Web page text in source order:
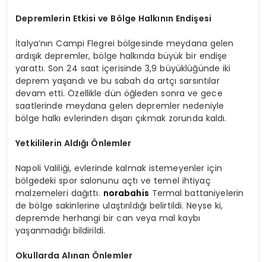
Depremlerin Etkisi ve Bölge Halkının Endişesi
İtalya’nın Campi Flegrei bölgesinde meydana gelen
ardışık depremler, bölge halkında büyük bir endişe
yarattı. Son 24 saat içerisinde 3,9 büyüklüğünde iki
deprem yaşandı ve bu sabah da artçı sarsıntılar
devam etti. Özellikle dün öğleden sonra ve gece
saatlerinde meydana gelen depremler nedeniyle
bölge halkı evlerinden dışarı çıkmak zorunda kaldı.
Yetkililerin Aldığı Önlemler
Napoli Valiliği, evlerinde kalmak istemeyenler için
bölgedeki spor salonunu açtı ve temel ihtiyaç
malzemeleri dağıttı. norabahis Termal battaniyelerin
de bölge sakinlerine ulaştırıldığı belirtildi. Neyse ki,
depremde herhangi bir can veya mal kaybı
yaşanmadığı bildirildi.
Okullarda Alınan Önlemler